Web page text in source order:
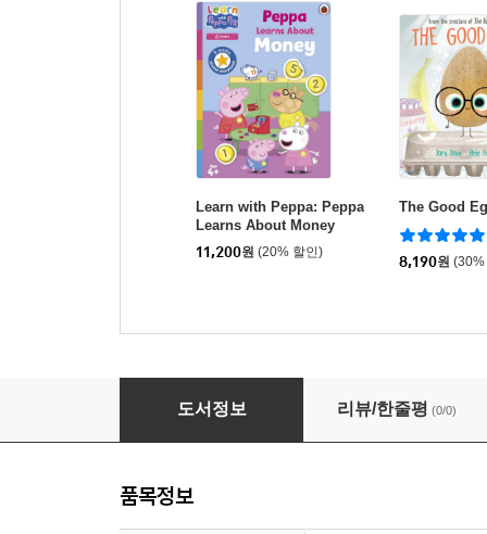
Learn with Peppa: Peppa
Learns About Money
11,200원 (20% 할인)
The Good
8,190원 (30%
Peppa Pig: When I Grow Up Sticker Activity
도서정보 리뷰/한줄평 (0/0)
품목정보